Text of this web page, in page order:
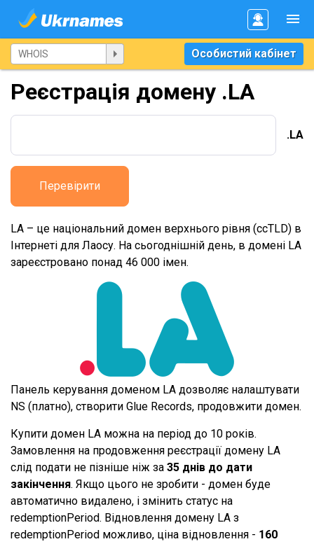
Особистий кабінет
Реєстрація домену .LA
.LA
Перевірити
LA – це національний домен верхнього рівня (ccTLD) в
Інтернеті для Лаосу. На сьогоднішній день, в домені LA
зареєстровано понад 46 000 імен.
Панель керування доменом LA дозволяє налаштувати
NS (платно), створити Glue Records, продовжити домен.
Купити домен LA можна на період до 10 років.
Замовлення на продовження реєстрації домену LA
слід подати не пізніше ніж за 35 днів до дати
закінчення. Якщо цього не зробити - домен буде
автоматично видалено, і змінить статус на
redemptionPeriod. Відновлення домену LA з
redemptionPeriod можливо, ціна відновлення - 160